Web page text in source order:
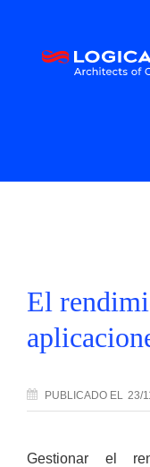
El
PUBLICADO EL 23/
Gestionar el